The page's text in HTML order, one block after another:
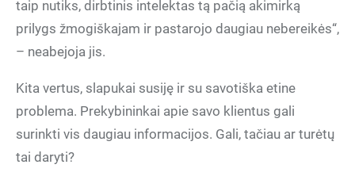
taip nutiks, dirbtinis intelektas tą pačią akimirką
prilygs žmogiškajam ir pastarojo daugiau nebereikės“,
– neabejoja jis.
Kita vertus, slapukai susiję ir su savotiška etine
problema. Prekybininkai apie savo klientus gali
surinkti vis daugiau informacijos. Gali, tačiau ar turėtų
tai daryti?